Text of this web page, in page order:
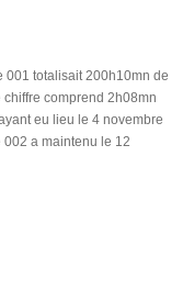
001 totalisait 200h10mn de
comprend 2h08mn
eu lieu le 4 novembre
a maintenu le 12